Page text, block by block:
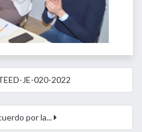
JE-020-2022
por la...